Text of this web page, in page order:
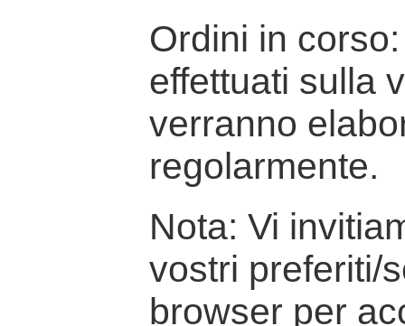
Ordini in
effettuati sulla
verranno
regolarmente.
Nota: Vi
vostri preferiti/
browser per